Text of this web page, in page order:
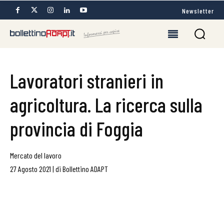
Newsletter
Lavoratori stranieri in
agricoltura. La ricerca sulla
provincia di Foggia
Mercato del lavoro
27 Agosto 2021 | di Bollettino ADAPT